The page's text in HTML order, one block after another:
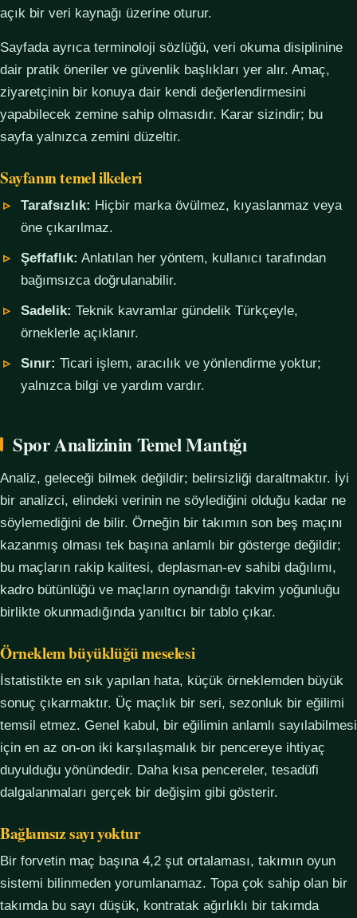
açık bir veri kaynağı üzerine oturur.
Sayfada ayrıca terminoloji sözlüğü, veri okuma disiplinine
dair pratik öneriler ve güvenlik başlıkları yer alır. Amaç,
ziyaretçinin bir konuya dair kendi değerlendirmesini
yapabilecek zemine sahip olmasıdır. Karar sizindir; bu
sayfa yalnızca zemini düzeltir.
Sayfanın temel ilkeleri
Tarafsızlık: Hiçbir marka övülmez, kıyaslanmaz veya
öne çıkarılmaz.
Şeffaflık: Anlatılan her yöntem, kullanıcı tarafından
bağımsızca doğrulanabilir.
Sadelik: Teknik kavramlar gündelik Türkçeyle,
örneklerle açıklanır.
Sınır: Ticari işlem, aracılık ve yönlendirme yoktur;
yalnızca bilgi ve yardım vardır.
Spor Analizinin Temel Mantığı
Analiz, geleceği bilmek değildir; belirsizliği daraltmaktır. İyi
bir analizci, elindeki verinin ne söylediğini olduğu kadar ne
söylemediğini de bilir. Örneğin bir takımın son beş maçını
kazanmış olması tek başına anlamlı bir gösterge değildir;
bu maçların rakip kalitesi, deplasman-ev sahibi dağılımı,
kadro bütünlüğü ve maçların oynandığı takvim yoğunluğu
birlikte okunmadığında yanıltıcı bir tablo çıkar.
Örneklem büyüklüğü meselesi
İstatistikte en sık yapılan hata, küçük örneklemden büyük
sonuç çıkarmaktır. Üç maçlık bir seri, sezonluk bir eğilimi
temsil etmez. Genel kabul, bir eğilimin anlamlı sayılabilmesi
için en az on-on iki karşılaşmalık bir pencereye ihtiyaç
duyulduğu yönündedir. Daha kısa pencereler, tesadüfi
dalgalanmaları gerçek bir değişim gibi gösterir.
Bağlamsız sayı yoktur
Bir forvetin maç başına 4,2 şut ortalaması, takımın oyun
sistemi bilinmeden yorumlanamaz. Topa çok sahip olan bir
takımda bu sayı düşük, kontratak ağırlıklı bir takımda